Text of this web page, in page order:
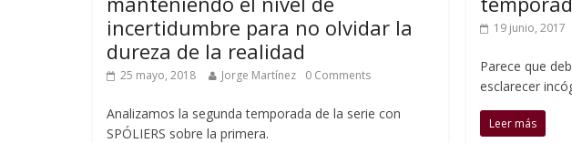
incertidumbre para no olvidar la
dureza de la realidad
25 mayo, 2018 Jorge Martínez 0 Comments
Analizamos la segunda temporada de la serie con
SPÓLIERS sobre la primera.
19 junio, 2017
Parece que
esclarecer
Leer más